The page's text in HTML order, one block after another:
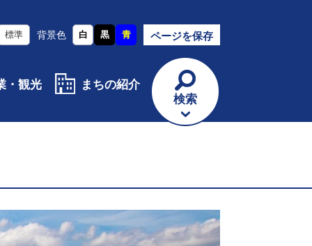
標準 背景色 白 黒 青 ページを保存
・観光
まちの紹介
検索